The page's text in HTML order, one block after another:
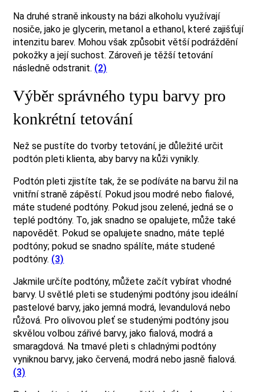
Na druhé straně inkousty na bázi alkoholu využívají
nosiče, jako je glycerin, metanol a ethanol, které zajišťují
intenzitu barev. Mohou však způsobit větší podráždění
pokožky a její suchost. Zároveň je těžší tetování
následně odstranit. (2)
Výběr správného typu barvy pro
konkrétní tetování
Než se pustíte do tvorby tetování, je důležité určit
podtón pleti klienta, aby barvy na kůži vynikly.
Podtón pleti zjistíte tak, že se podíváte na barvu žil na
vnitřní straně zápěstí. Pokud jsou modré nebo fialové,
máte studené podtóny. Pokud jsou zelené, jedná se o
teplé podtóny. To, jak snadno se opalujete, může také
napovědět. Pokud se opalujete snadno, máte teplé
podtóny; pokud se snadno spálíte, máte studené
podtóny. (3)
Jakmile určíte podtóny, můžete začít vybírat vhodné
barvy. U světlé pleti se studenými podtóny jsou ideální
pastelové barvy, jako jemná modrá, levandulová nebo
růžová. Pro olivovou pleť se studenými podtóny jsou
skvělou volbou zářivé barvy, jako fialová, modrá a
smaragdová. Na tmavé pleti s chladnými podtóny
vyniknou barvy, jako červená, modrá nebo jasně fialová.
(3)